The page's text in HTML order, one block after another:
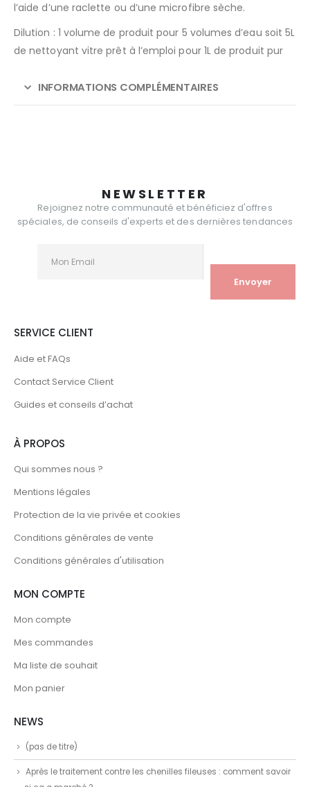
l’aide d’une raclette ou d’une microfibre sèche.
Dilution : 1 volume de produit pour 5 volumes d’eau soit 5L
de nettoyant vitre prêt à l’emploi pour 1L de produit pur
INFORMATIONS COMPLÉMENTAIRES
NEWSLETTER
Rejoignez notre communauté et bénéficiez d'offres
spéciales, de conseils d'experts et des dernières tendances
SERVICE CLIENT
Aide et FAQs
Contact Service Client
Guides et conseils d’achat
À PROPOS
Qui sommes nous ?
Mentions légales
Protection de la vie privée et cookies
Conditions générales de vente
Conditions générales d'utilisation
MON COMPTE
Mon compte
Mes commandes
Ma liste de souhait
Mon panier
NEWS
(pas de titre)
Après le traitement contre les chenilles fileuses : comment savoir